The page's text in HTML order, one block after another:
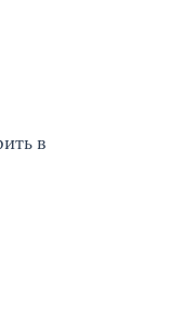
в